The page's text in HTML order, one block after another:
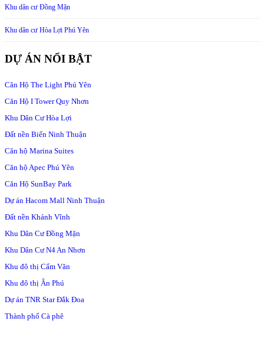
Khu dân cư Đồng Mặn
Khu dân cư Hòa Lợi Phú Yên
DỰ ÁN NỔI BẬT
Căn Hộ The Light Phú Yên
Căn Hộ I Tower Quy Nhơn
Khu Dân Cư Hòa Lợi
Đất nền Biển Ninh Thuận
Căn hộ Marina Suites
Căn hộ Apec Phú Yên
Căn Hộ SunBay Park
Dự án Hacom Mall Ninh Thuận
Đất nền Khánh Vĩnh
Khu Dân Cư Đồng Mặn
Khu Dân Cư N4 An Nhơn
Khu đô thị Cẩm Văn
Khu đô thị Ân Phú
Dự án TNR Star Đắk Đoa
Thành phố Cà phê